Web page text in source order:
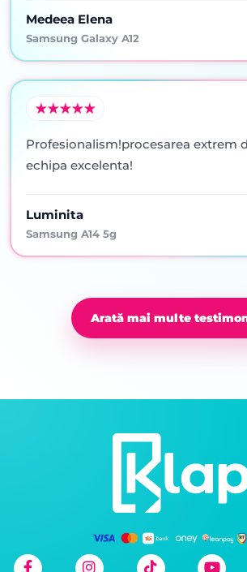
Medeea Elena
Samsung Galaxy A12
Profesionalism!procesarea extrem
echipa excelenta!
Luminita
Samsung A14 5g
Arată mai multe